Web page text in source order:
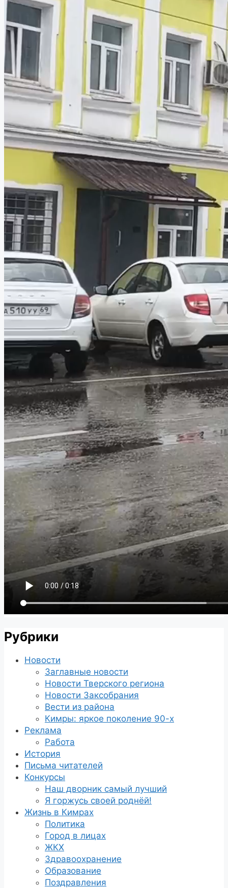
Рубрики
Новости
Заглавные новости
Новости Тверского региона
Новости Заксобрания
Вести из района
Кимры: яркое поколение 90-х
Реклама
Работа
История
Письма читателей
Конкурсы
Наш дворник самый лучший
Я горжусь своей роднёй!
Жизнь в Кимрах
Политика
Город в лицах
ЖКХ
Здравоохранение
Образование
Поздравления